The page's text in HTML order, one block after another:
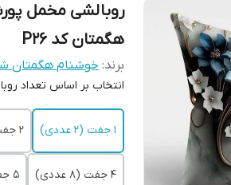
روبالشی مخمل
هگمتان کد P26
برند: خوشنام هگمتان
انتخاب بر اساس تعداد
1 جفت (2 عددی) 2 جفت (4 عددی)
4 جفت (8 عددی) 5 جفت (10 عددی)